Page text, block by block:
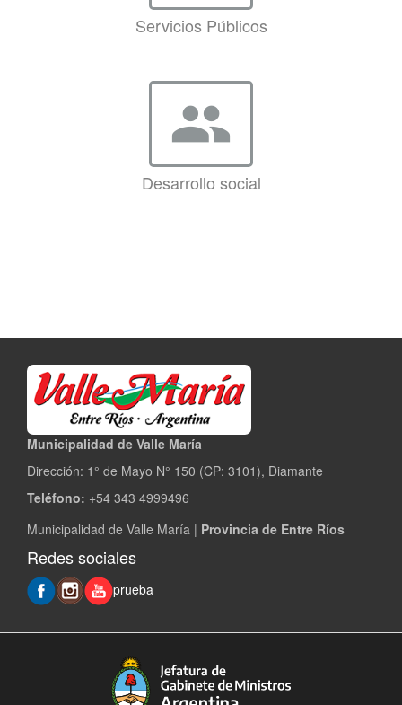
Servicios Públicos
group
Desarrollo social
Municipalidad de Valle María
Dirección: 1° de Mayo N° 150 (CP: 3101), Diamante
Teléfono: +54 343 4999496
Municipalidad de Valle María | Provincia de Entre Ríos
Redes sociales
prueba